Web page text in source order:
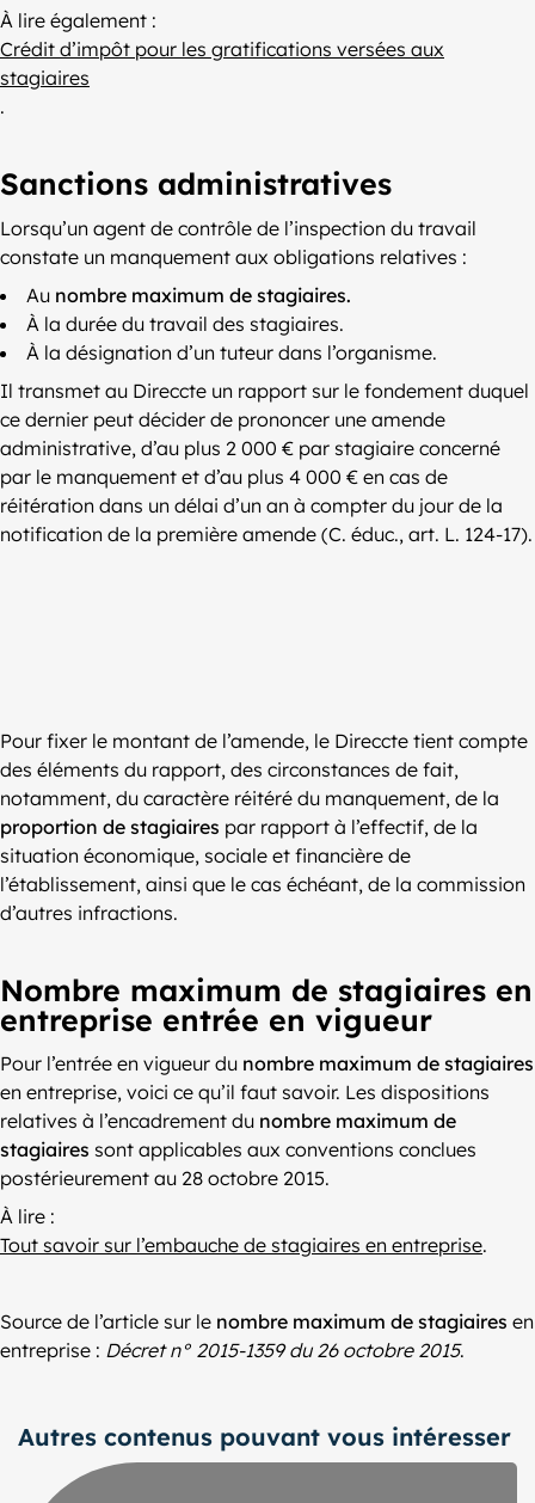
À lire également :
Crédit d’impôt pour les gratifications versées aux
stagiaires
.
Sanctions administratives
Lorsqu’un agent de contrôle de l’inspection du travail
constate un manquement aux obligations relatives :
Au nombre maximum de stagiaires.
À la durée du travail des stagiaires.
À la désignation d’un tuteur dans l’organisme.
Il transmet au Direccte un rapport sur le fondement duquel
ce dernier peut décider de prononcer une amende
administrative, d’au plus 2 000 € par stagiaire concerné
par le manquement et d’au plus 4 000 € en cas de
réitération dans un délai d’un an à compter du jour de la
notification de la première amende (C. éduc., art. L. 124-17).
Pour fixer le montant de l’amende, le Direccte tient compte
des éléments du rapport, des circonstances de fait,
notamment, du caractère réitéré du manquement, de la
proportion de stagiaires par rapport à l’effectif, de la
situation économique, sociale et financière de
l’établissement, ainsi que le cas échéant, de la commission
d’autres infractions.
Nombre maximum de stagiaires en
entreprise entrée en vigueur
Pour l’entrée en vigueur du nombre maximum de stagiaires
en entreprise, voici ce qu’il faut savoir. Les dispositions
relatives à l’encadrement du nombre maximum de
stagiaires sont applicables aux conventions conclues
postérieurement au 28 octobre 2015.
À lire :
Tout savoir sur l’embauche de stagiaires en entreprise.
Source de l’article sur le nombre maximum de stagiaires en
entreprise : Décret n° 2015-1359 du 26 octobre 2015.
Autres contenus pouvant vous intéresser